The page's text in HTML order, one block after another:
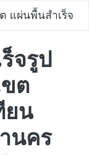
แผ่นพื้นสำเร็จ
จรูป
ต
ยน
นคร